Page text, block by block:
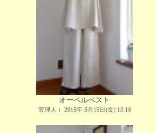
オーベルベスト
管理人Ｉ 2015年 5月15日(金) 13:18